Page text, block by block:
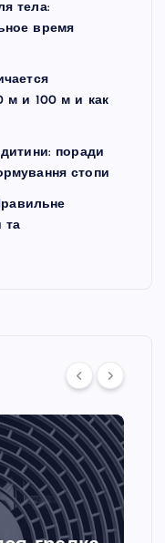
тела:
время
м и 100 м и как
поради
стопи
та